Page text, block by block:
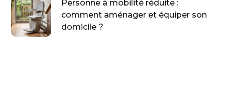
Personne à mobilité réduite :
comment aménager et équiper son
domicile ?